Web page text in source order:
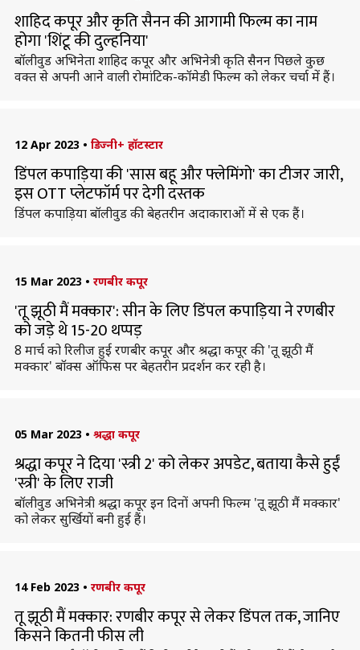
शाहिद कपूर और कृति सैनन की आगामी फिल्म का नाम
होगा 'शिंटू की दुल्हनिया'
बॉलीवुड अभिनेता शाहिद कपूर और अभिनेत्री कृति सैनन पिछले कुछ
वक्त से अपनी आने वाली रोमांटिक-कॉमेडी फिल्म को लेकर चर्चा में हैं।
12 Apr 2023 • डिज्नी+ हॉटस्टार
डिंपल कपाड़िया की 'सास बहू और फ्लेमिंगो' का टीजर जारी,
इस OTT प्लेटफॉर्म पर देगी दस्तक
डिंपल कपाड़िया बॉलीवुड की बेहतरीन अदाकाराओं में से एक हैं।
15 Mar 2023 • रणबीर कपूर
'तू झूठी मैं मक्कार': सीन के लिए डिंपल कपाड़िया ने रणबीर
को जड़े थे 15-20 थप्पड़
8 मार्च को रिलीज हुई रणबीर कपूर और श्रद्धा कपूर की 'तू झूठी मैं
मक्कार' बॉक्स ऑफिस पर बेहतरीन प्रदर्शन कर रही है।
05 Mar 2023 • श्रद्धा कपूर
श्रद्धा कपूर ने दिया 'स्त्री 2' को लेकर अपडेट, बताया कैसे हुईं
'स्त्री' के लिए राजी
बॉलीवुड अभिनेत्री श्रद्धा कपूर इन दिनों अपनी फिल्म 'तू झूठी मैं मक्कार'
को लेकर सुर्खियों बनी हुई हैं।
14 Feb 2023 • रणबीर कपूर
तू झूठी मैं मक्कार: रणबीर कपूर से लेकर डिंपल तक, जानिए
किसने कितनी फीस ली